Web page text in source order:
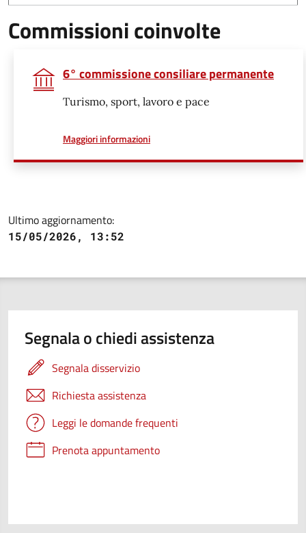
Commissioni coinvolte
6° commissione consiliare permanente
Turismo, sport, lavoro e pace
Maggiori informazionia proposito di
Ultimo aggiornamento:
15/05/2026, 13:52
Segnala o chiedi assistenza
Segnala disservizio
Richiesta assistenza
Leggi le domande frequenti
Prenota appuntamento